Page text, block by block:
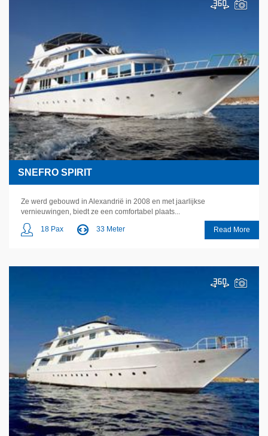
SNEFRO SPIRIT
Ze werd gebouwd in Alexandrië in 2008 en met jaarlijkse
vernieuwingen, biedt ze een comfortabel plaats...
18 Pax 33 Meter Read More